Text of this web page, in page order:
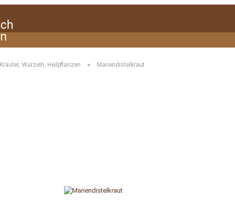
Kräuter, Wurzeln, Heilpflanzen » Mariendistelkraut